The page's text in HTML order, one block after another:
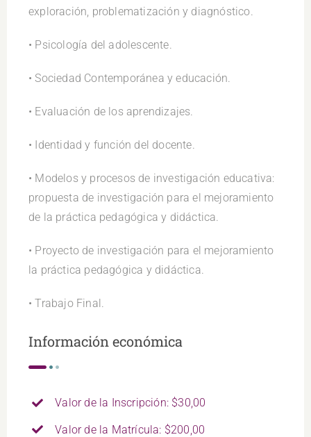
exploración, problematización y diagnóstico.
• Psicología del adolescente.
• Sociedad Contemporánea y educación.
• Evaluación de los aprendizajes.
• Identidad y función del docente.
• Modelos y procesos de investigación educativa:
propuesta de investigación para el mejoramiento
de la práctica pedagógica y didáctica.
• Proyecto de investigación para el mejoramiento
la práctica pedagógica y didáctica.
• Trabajo Final.
Información económica
Valor de la Inscripción: $30,00
Valor de la Matrícula: $200,00